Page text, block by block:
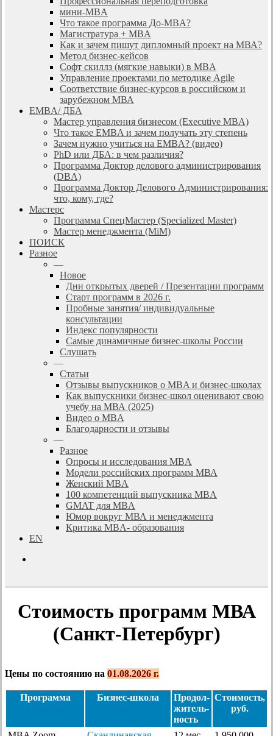
мини-MBA
Что такое программа До-MBA?
Магистратура + MBA
Как и зачем пишут дипломный проект на МВА?
Метод бизнес-кейсов
Софт скиллз (мягкие навыки) в MBA
Управление проектами по методике Agile
Соответствие бизнес-курсов в российском и
зарубежном МВА
EMBA/ ДБA
Мастер управления бизнесом (Executive MBA)
Что такое EMBA и зачем получать эту степень
Зачем нужно учиться на EMBA? (видео)
PhD или ДБА: в чем различия?
Программа Доктор делового администрирования
(DBА)
Программа Доктор Делового Администрирования:
что, кому, где?
Мастерс
Программа СпецМастер (Specialized Master)
Мастер менеджмента (MiM)
ПОИСК
Разное
—
Новое
Дни открытых дверей / Презентации программ
Старт программ в 2026 г.
Пробные занятия/ индивидуальные
консультации
Индекс популярности
Самые динамичные бизнес-школы России
Слушать
—
Статьи
Отзывы выпускников о MBA и бизнес-школах
Как выпускники бизнес-школ оценивают свою
учебу на МВА (2025)
Видео о MBA
Благодарности и отзывы
—
Разное
Опросы и исследования MBA
Модели российских программ МВА
Женский MBA
100 компетенций выпускника MBA
GMAT для MBA
Юмор вокруг МВА и менеджмента
Критика MBA- образования
EN
Стоимость программ МВА
(Санкт-Петербург)
Цены по состоянию на 01.08.2026 г.
Программа Бизнес-школа
Продол-
житель-
ность
Стоимость,
руб.